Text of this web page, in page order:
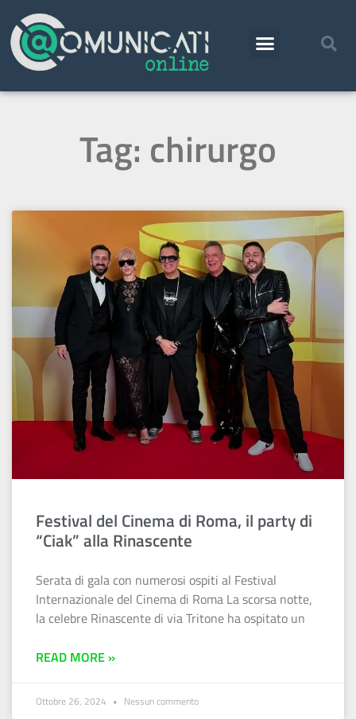
Tag: chirurgo
Festival del Cinema di Roma, il party di
“Ciak” alla Rinascente
Serata di gala con numerosi ospiti al Festival
Internazionale del Cinema di Roma La scorsa notte,
la celebre Rinascente di via Tritone ha ospitato un
READ MORE »
Ottobre 26, 2024 Nessun commento